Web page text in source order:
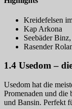
Kreidefelsen
Kap Arkona
Seebäder
Rasender
1.4 Usedom –
Usedom hat die
Promenaden und die
und Bansin. Perfekt